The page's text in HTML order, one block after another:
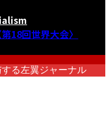
18回世界大会〉
る左翼ジャーナル